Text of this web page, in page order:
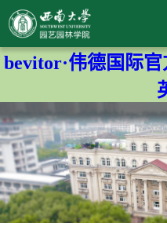
bevitor·伟德国际